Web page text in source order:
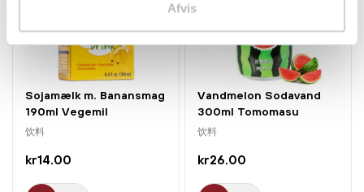
Afvis
Sojamælk m. Banansmag
190ml Vegemil
饮料
kr14.00
Vandmelon Sodavand
300ml Tomomasu
饮料
kr26.00